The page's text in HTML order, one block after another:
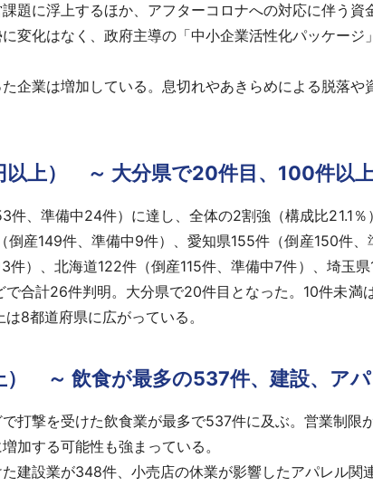
題に浮上するほか、アフターコロナへの対応に伴う資
変化はなく、政府主導の「中小企業活性化パッケー
企業は増加している。息切れやあきらめによる脱落や
以上） ～ 大分県で20件目、100件以
、準備中24件）に達し、全体の2割強（構成比21.1
倒産149件、準備中9件）、愛知県155件（倒産150件
）、北海道122件（倒産115件、準備中7件）、埼玉県
合計26件判明。大分県で20件目となった。10件未
8都道府県に広がっている。
） ～ 飲食が最多の537件、建設、ア
打撃を受けた飲食業が最多で537件に及ぶ。営業制限
加する可能性も強まっている。
建設業が348件、小売店の休業が影響したアパレル